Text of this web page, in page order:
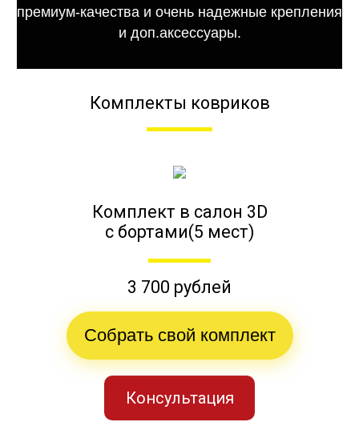
премиум-качества и очень надежные крепления
и доп.аксессуары.
Комплекты ковриков
Комплект в салон 3D
с бортами(5 мест)
3 700 рублей
Собрать свой комплект
Консультация